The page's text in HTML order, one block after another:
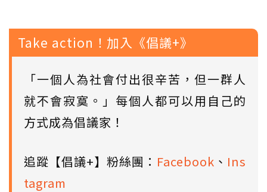
Take action！加入《倡議+》
「一個人為社會付出很辛苦，但一群人
就不會寂寞。」每個人都可以用自己的
方式成為倡議家！
追蹤【倡議+】粉絲團： Facebook 、 Ins
tagram